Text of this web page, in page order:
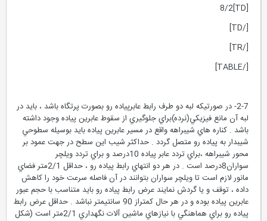
2-7- در صورتيكه لبه دو طرف رابط عابرپياده رو بصورت پرتگاه باشد ، بايد در
لبه آن مانع فيزيكي(نرده)براي جلوگيري از سقوط عابرين پياده وجود داشته
باشد . كناره هاي شيبراهه واقع در مسير عابرين پياده بايد بوسيله سطوحي
شيبدار به پياده رو متصل گردد . حداكثر شيب اين سطح در جهت عمود بر
محور شيبراهه ،براي تردد عابر پياده 10درصد و براي تردد ويلچر
سواران8درصد است . در هر دو انتهاي رابط پياده رو ، حداقل 2/1متر فضاي
مانور لازم است تا ويلچر سواران بتوانند در آن فاصله سرعت خود را كاهش
داده ، توقف و يا گردش نمايند عرض رابط پياده رو بايد متناسب با حجم عبور
عابرين پياده بوده و در هر حال كمتراز 90 سانتيمتر نباشد . حداقل عرض رابط
پياده رو براي هماهنگي با نيازهاي ماشين آلات نگهداري 2/1متر است (شكل